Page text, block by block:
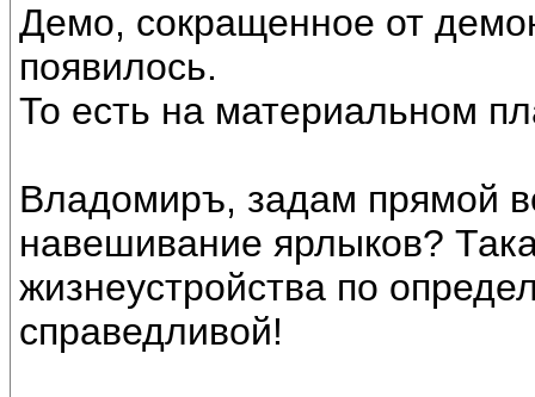
Демо, сокращенное от
появилось.
То есть на материальном
Владомиръ, задам прямой
навешивание ярлыков?
жизнеустройства по
справедливой!